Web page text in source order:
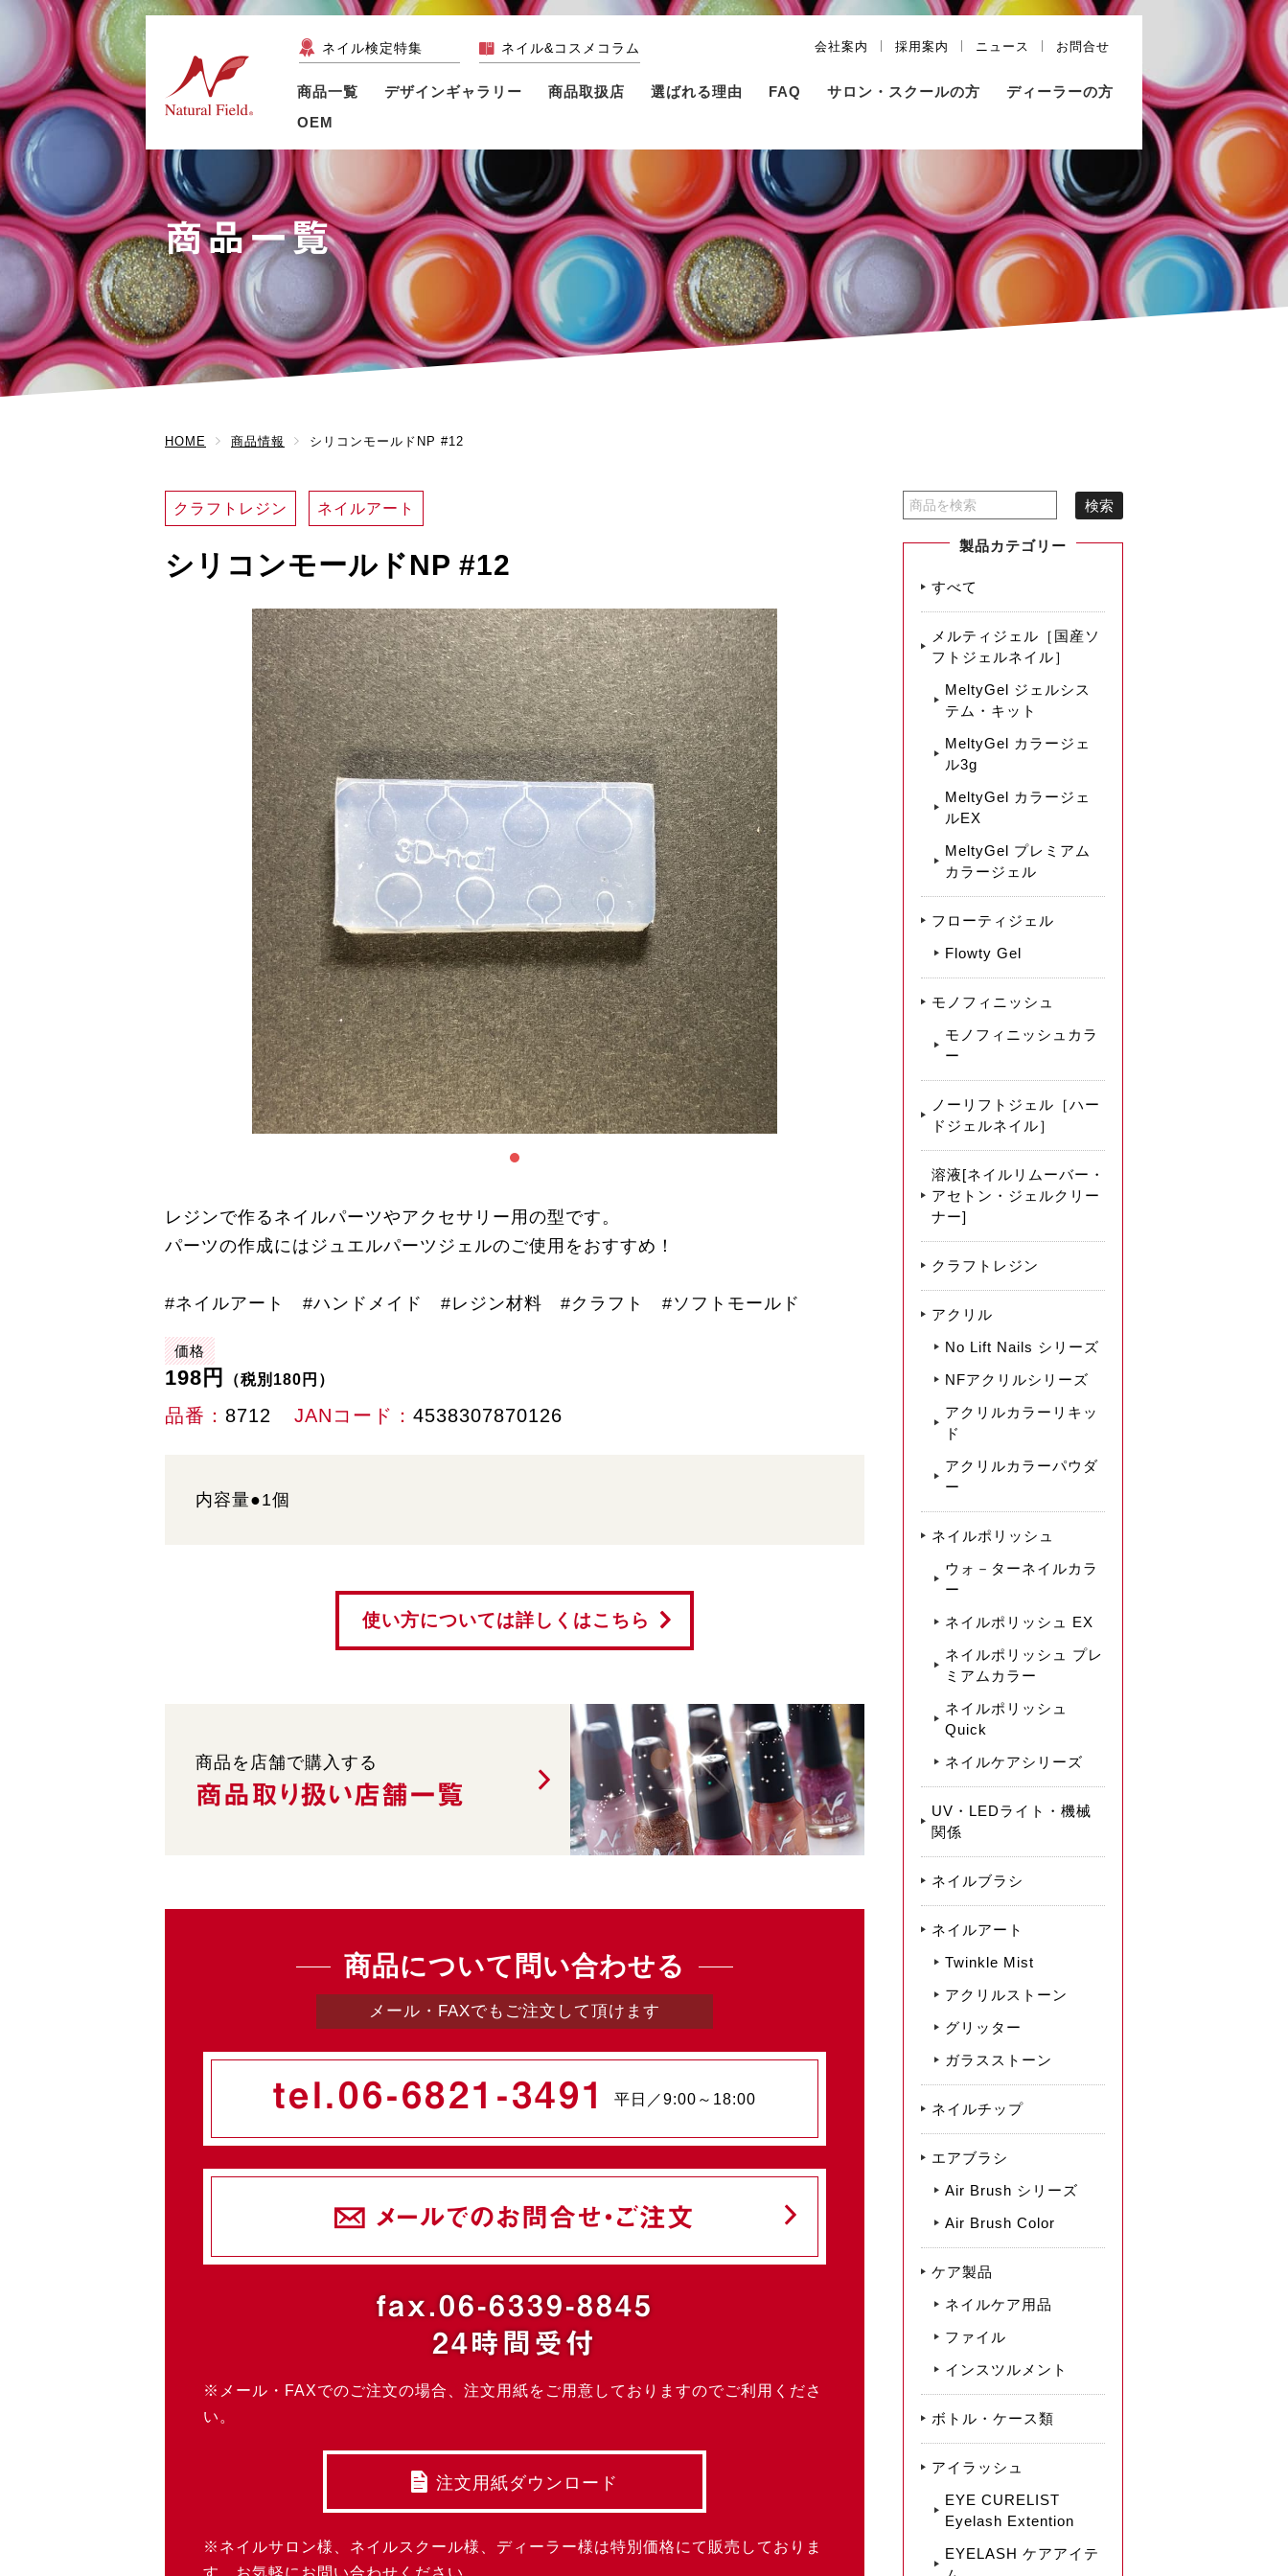
ネイル検定特集 ネイル&コスメコラム 会社案内 採用案内 ニュース お問合せ
商品一覧 デザインギャラリー 商品取扱店 選ばれる理由 FAQ サロン・スクールの方
ディーラーの方
OEM
商品一覧
HOME 商品情報 シリコンモールドNP #12
クラフトレジン ネイルアート
シリコンモールドNP #12
レジンで作るネイルパーツやアクセサリー用の型です。
パーツの作成にはジュエルパーツジェルのご使用をおすすめ！
#ネイルアート #ハンドメイド #レジン材料 #クラフト #ソフトモールド
価格
198円 （税別180円）
品番 8712 JANコード 4538307870126
内容量●1個
使い方については詳しくはこちら
商品を店舗で購入する
商品取り扱い店舗一覧
商品について問い合わせる
メール・FAXでもご注文して頂けます
tel.06-6821-3491 平日／9:00～18:00
メールでのお問合せ・ご注文
fax.06-6339-8845
24時間受付
※メール・FAXでのご注文の場合、注文用紙をご用意しておりますのでご利用くださ
い。
注文用紙ダウンロード
※ネイルサロン様、ネイルスクール様、ディーラー様は特別価格にて販売しておりま
す。お気軽にお問い合わせください。
製品カテゴリー
すべて
メルティジェル［国産ソ
フトジェルネイル］
MeltyGel ジェルシス
テム・キット
MeltyGel カラージェ
ル3g
MeltyGel カラージェ
ルEX
MeltyGel プレミアム
カラージェル
フローティジェル
Flowty Gel
モノフィニッシュ
モノフィニッシュカラ
ー
ノーリフトジェル［ハー
ドジェルネイル］
溶液[ネイルリムーバー・
アセトン・ジェルクリー
ナー]
クラフトレジン
アクリル
No Lift Nails シリーズ
NFアクリルシリーズ
アクリルカラーリキッ
ド
アクリルカラーパウダ
ー
ネイルポリッシュ
ウォ－ターネイルカラ
ー
ネイルポリッシュ EX
ネイルポリッシュ プレ
ミアムカラー
ネイルポリッシュ
Quick
ネイルケアシリーズ
UV・LEDライト・機械
関係
ネイルブラシ
ネイルアート
Twinkle Mist
アクリルストーン
グリッター
ガラスストーン
ネイルチップ
エアブラシ
Air Brush シリーズ
Air Brush Color
ケア製品
ネイルケア用品
ファイル
インスツルメント
ボトル・ケース類
アイラッシュ
EYE CURELIST
Eyelash Extention
EYELASH ケアアイテ